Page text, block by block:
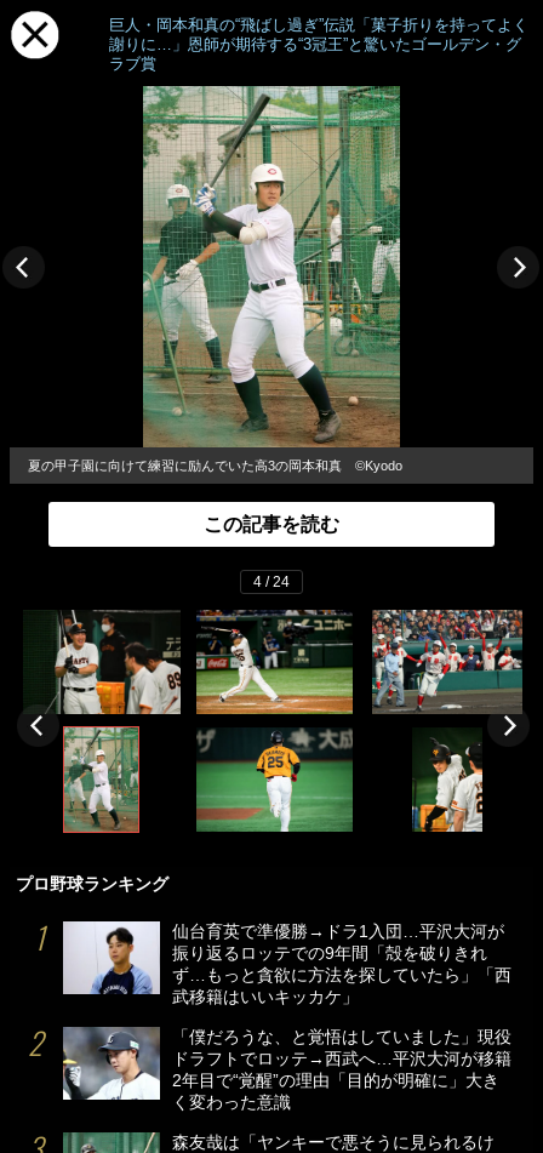
巨人・岡本和真の“飛ばし過ぎ”伝説「菓子折りを持ってよく
謝りに…」恩師が期待する“3冠王”と驚いたゴールデン・グ
ラブ賞
夏の甲子園に向けて練習に励んでいた高3の岡本和真 ©︎Kyodo
この記事を読む
4 / 24
プロ野球ランキング
仙台育英で準優勝→ドラ1入団…平沢大河が
振り返るロッテでの9年間「殻を破りきれ
ず…もっと貪欲に方法を探していたら」「西
武移籍はいいキッカケ」
「僕だろうな、と覚悟はしていました」現役
ドラフトでロッテ→西武へ…平沢大河が移籍
2年目で“覚醒”の理由「目的が明確に」大き
く変わった意識
森友哉は「ヤンキーで悪そうに見られるけ